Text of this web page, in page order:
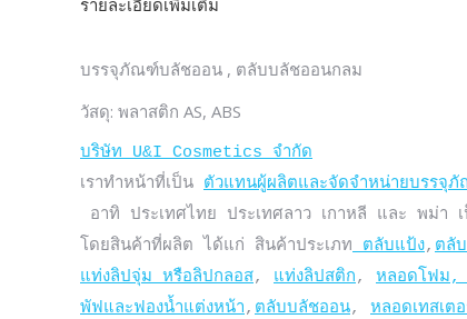
บรรจุภัณฑ์บลัชออน , ตลับบลัชออนกลม
วัสดุ: พลาสติก AS, ABS
บริษัท U&I Cosmetics จำกัด
เราทำหน้าที่เป็น ตัวแทนผู้ผลิตและจัดจำหน่ายบรรจุภั
โดยสินค้าที่ผลิต ได้แก่ สินค้าประเภท ตลับแป้ง, ตลั
แท่งลิปจุ่ม หรือลิปกลอส, แท่งลิปสติก, หลอดโฟม,
พัฟและฟองน้ำแต่งหน้า, ตลับบลัชออน, หลอดเทสเต